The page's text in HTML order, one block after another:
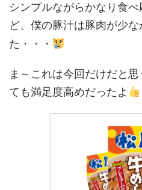
シンプルながらかなり食
ど、僕の豚汁は豚肉が少
た・・・
ま～これは今回だけだと
ても満足度高めだったよ